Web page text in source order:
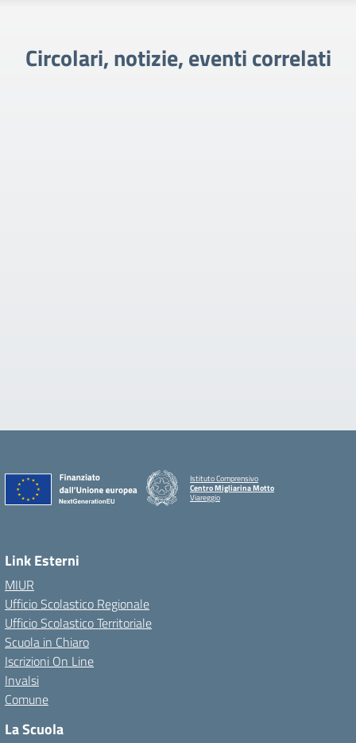
Circolari, notizie, eventi correlati
Istituto Comprensivo
Centro Migliarina Motto
Viareggio
Link Esterni
MIUR
Ufficio Scolastico Regionale
Ufficio Scolastico Territoriale
Scuola in Chiaro
Iscrizioni On Line
Invalsi
Comune
La Scuola